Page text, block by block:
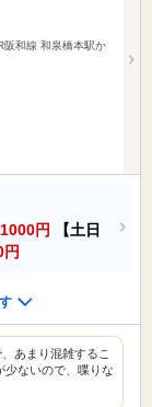
阪和線 和泉橋本駅か
1000円
【土日
円
あまり混雑するこ
少ないので、喋りな